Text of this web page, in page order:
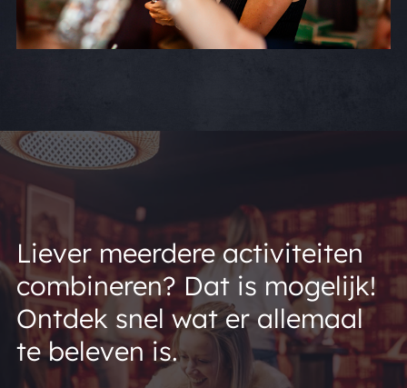
Liever meerdere activiteiten
combineren? Dat is mogelijk!
Ontdek snel wat er allemaal
te beleven is.